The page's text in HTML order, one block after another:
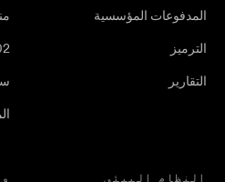
المدفوعات المؤسسية
الترميز
التقارير
النظام البيئي